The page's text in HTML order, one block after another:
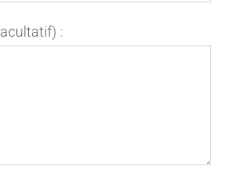
: